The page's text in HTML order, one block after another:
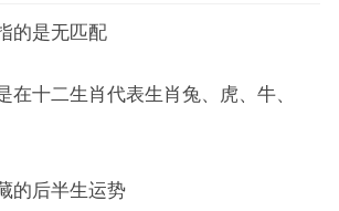
的是无匹配
在十二生肖代表生肖兔、虎、牛、
的后半生运势